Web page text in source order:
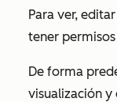
Para ver,
tener permisos
De forma
visualización y